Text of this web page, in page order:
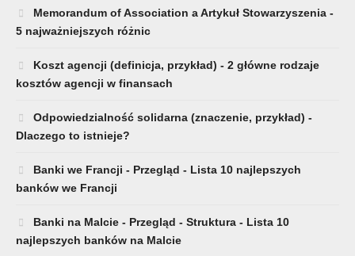
Memorandum of Association a Artykuł Stowarzyszenia -
5 najważniejszych różnic
Koszt agencji (definicja, przykład) - 2 główne rodzaje
kosztów agencji w finansach
Odpowiedzialność solidarna (znaczenie, przykład) -
Dlaczego to istnieje?
Banki we Francji - Przegląd - Lista 10 najlepszych
banków we Francji
Banki na Malcie - Przegląd - Struktura - Lista 10
najlepszych banków na Malcie